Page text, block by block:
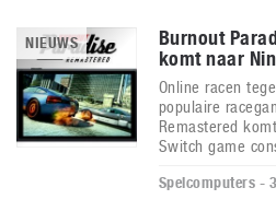
NIEUWS
Burnout
komt naar
Online racen
populaire
Remastered
Switch game
Spelcomputers -